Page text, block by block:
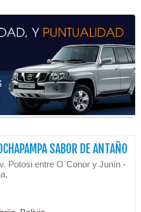
SABOR DE ANTAÑO
Potosi entre O´Conor y Junín -